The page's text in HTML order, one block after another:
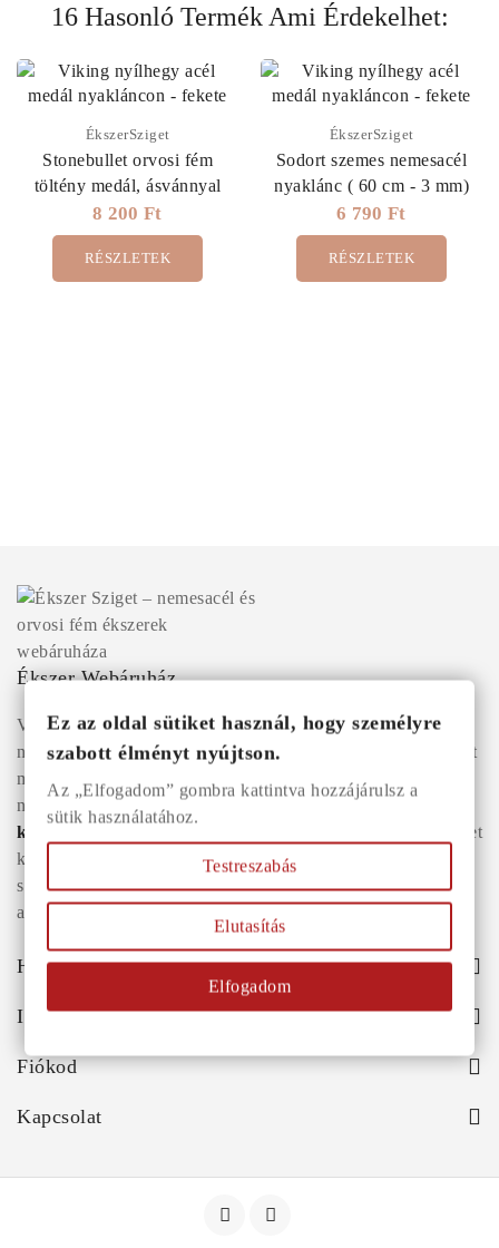
16 Hasonló Termék Ami Érdekelhet:
ÉkszerSziget
Stonebullet orvosi fém
töltény medál, ásvánnyal
8 200 Ft
RÉSZLETEK
ÉkszerSziget
Sodort szemes nemesacél
nyaklánc ( 60 cm - 3 mm)
6 790 Ft
RÉSZLETEK
Ékszer Webáruház
Válogass több száz prémium minőségű, stílusos és tartós
nemesacél ékszer és orvosi fém ékszer közül, amelyek között
megtalálhatók a legnépszerűbb darabok is:
férfi karkötők
női
nyakláncok karikagyűrűk fülbevalókés
kiegészítők
egyaránt. Webáruházunkban a legújabb trendeket
követő, mégis időtálló ékszerek közül választhatsz – legyen
szó ajándékról, mindennapi viseletről vagy különleges
alkalmakról.
Hasznos
Információk
Fiókod
Kapcsolat
Ez az oldal sütiket használ, hogy személyre
szabott élményt nyújtson.
Az „Elfogadom” gombra kattintva hozzájárulsz a
sütik használatához.
Testreszabás
Elutasítás
Elfogadom